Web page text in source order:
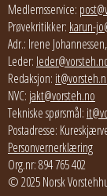
Medlemsservice:
Prøvekritikker: karun-
Adr.: Irene
Leder:
Redaksjon:
NVC: jakt@vorsteh.no
Tekniske spørsmål:
Postadresse:
Personvernerklæring
Org.nr: 894 765 402
© 2025 Norsk